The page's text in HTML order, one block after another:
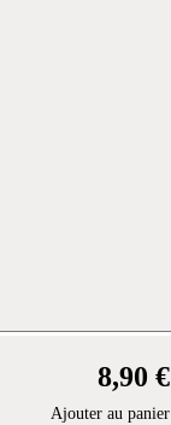
8,90 €
Ajouter au panier